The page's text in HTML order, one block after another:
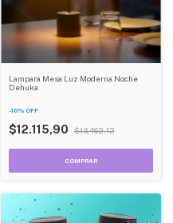
Lampara Mesa Luz Moderna Noche
Dehuka
-10% OFF
$12.115,90 $13.462,12